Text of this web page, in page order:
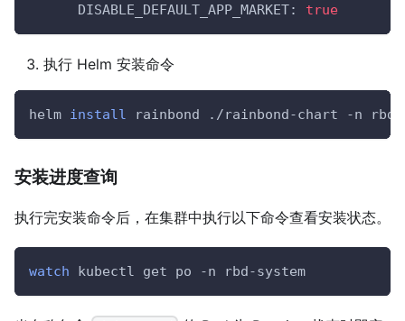
      DISABLE_DEFAULT_APP_MARKET:
true
执行 Helm 安装命令
helm install rainbond ./rainbond-chart -n
安装进度查询
执行完安装命令后，在集群中执行以下命令查看安装状态。
watch kubectl get po -n rbd-system